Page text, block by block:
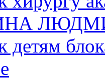
детям